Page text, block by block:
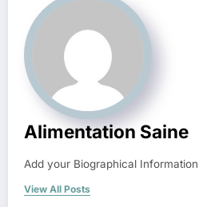
Alimentation Saine
Add your Biographical
View All Posts